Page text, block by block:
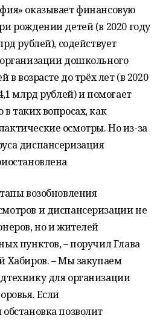
оказывает финансовую
рождении детей (в 2020 году
рублей), содействует
дошкольного
в возрасте до трёх лет (в 2020
млрд рублей) и помогает
таких вопросах, как
осмотры. Но из-за
диспансеризация
возобновления
и диспансеризации не
но и жителей
пунктов, – поручил Глава
Хабиров. – Мы закупаем
для организации
Если
позволит